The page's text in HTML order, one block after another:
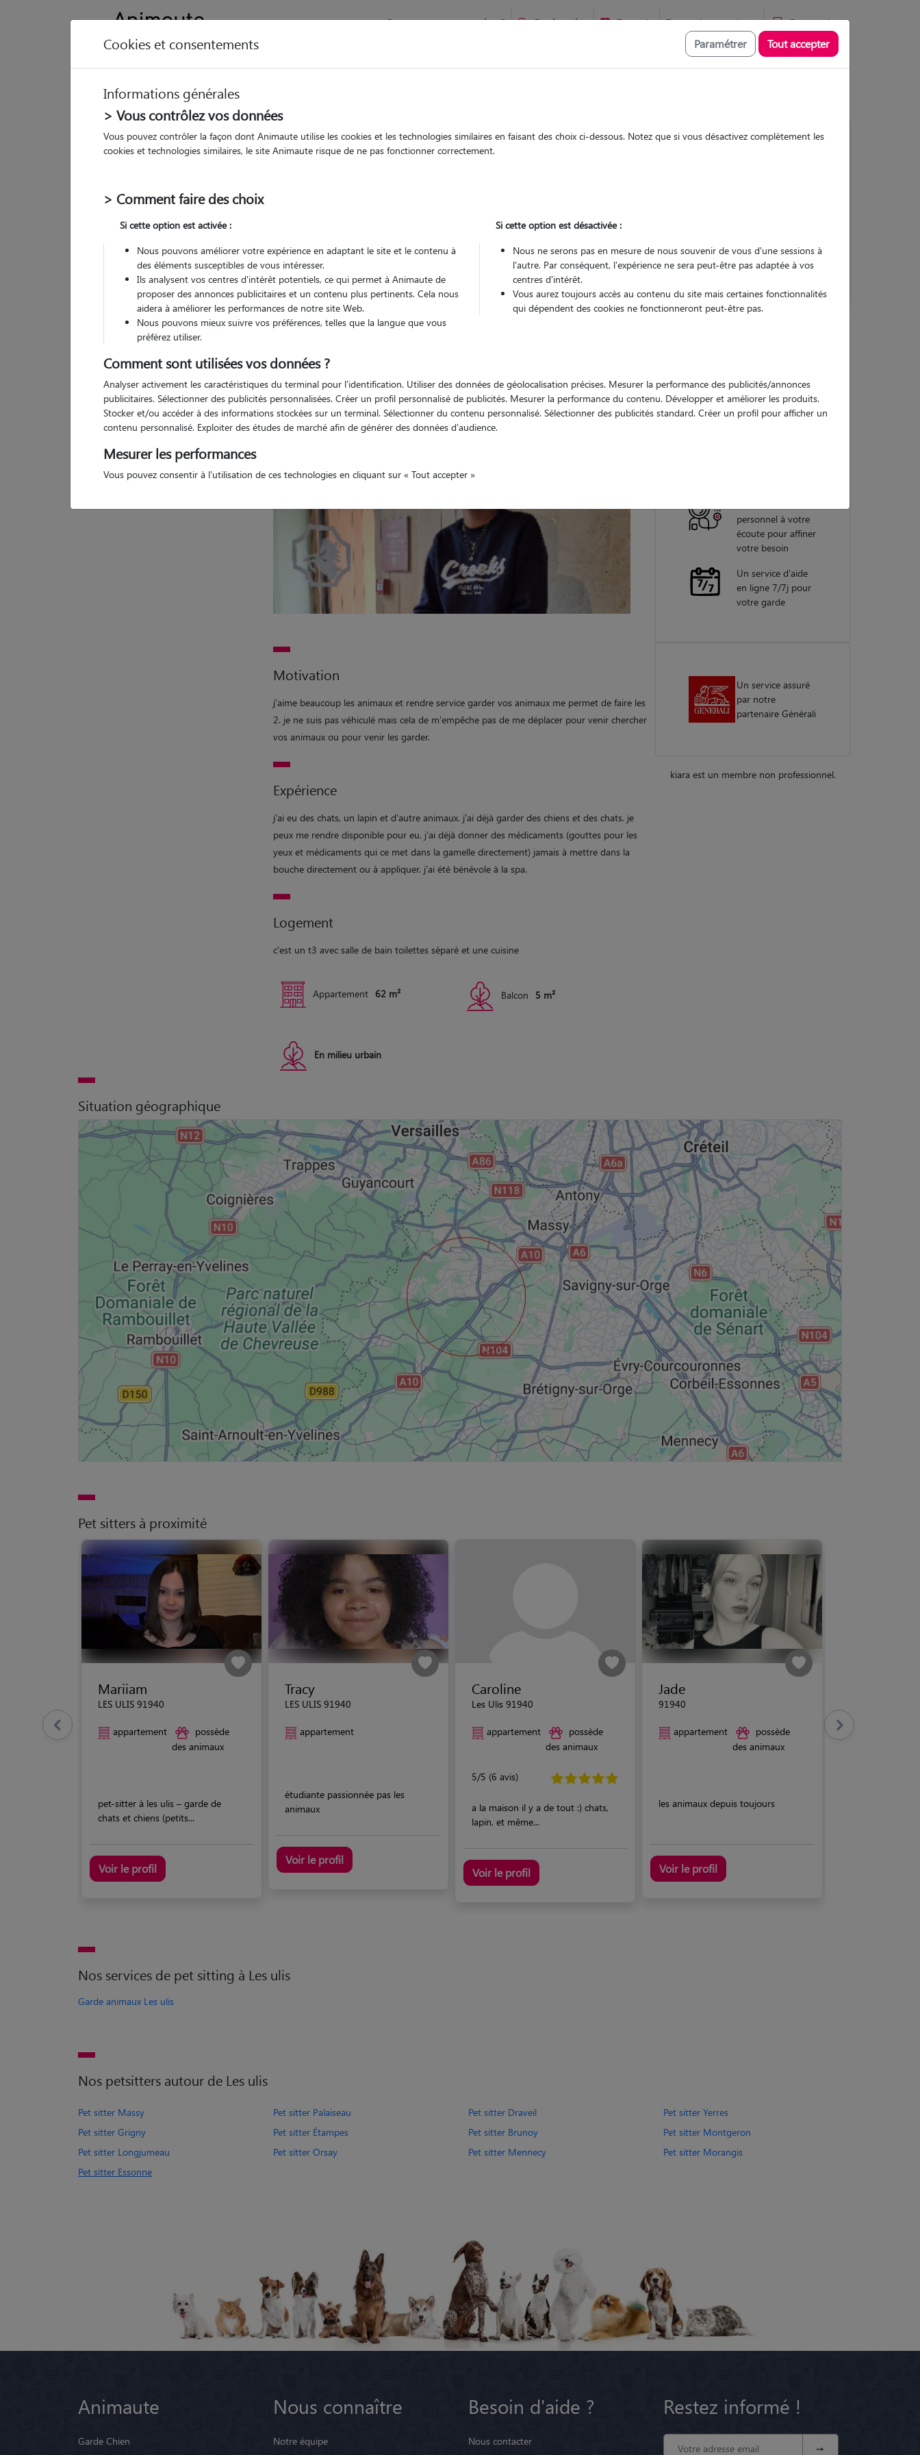
Comment ça marche ? Recherche Favoris Devenir pet sitter Connexion
Kiara
chez le Pet Sitter
Pas d'animaux
Motivation
j'aime beaucoup les animaux et rendre service garder vos animaux me permet de faire les
2. je ne suis pas véhiculé mais cela de m'empêche pas de me déplacer pour venir chercher
vos animaux ou pour venir les garder.
Expérience
j'ai eu des chats, un lapin et d'autre animaux. j'ai déjà garder des chiens et des chats. je
peux me rendre disponible pour eu. j'ai déjà donner des médicaments (gouttes pour les
yeux et médicaments qui ce met dans la gamelle directement) jamais à mettre dans la
bouche directement ou à appliquer. j'ai été bénévole à la spa.
Logement
c'est un t3 avec salle de bain toilettes séparé et une cuisine
Appartement 62 m² Balcon 5 m²
En milieu urbain
engagement
garanties
personnel à votre
écoute pour affiner
votre besoin
Un service d'aide
en ligne 7/7j pour
votre garde
Un service assuré
par notre
partenaire Générali
kiara est un membre non professionnel.
Situation géographique
Pet sitters à proximité
Mariiam
LES ULIS 91940
appartement
possède
des animaux
pet-sitter à les ulis – garde de
chats et chiens (petits...
Voir le profil
Tracy
LES ULIS 91940
appartement
étudiante passionnée pas les
animaux
Voir le profil
Caroline
Les Ulis 91940
appartement
possède
des animaux
5/5 (6 avis)
a la maison il y a de tout :) chats,
lapin, et même...
Voir le profil
Jade
91940
appartement
possède
des animaux
les animaux depuis toujours
Voir le profil
Nos services de pet sitting à Les ulis
Garde animaux Les ulis
Nos petsitters autour de Les ulis
Pet sitter Massy Pet sitter Palaiseau Pet sitter Draveil
Pet sitter Yerres
Pet sitter Grigny
Pet sitter Étampes Pet sitter Brunoy
Pet sitter Montgeron
Pet sitter Longjumeau
Pet sitter Orsay Pet sitter Mennecy
Pet sitter Morangis
Pet sitter Essonne
Animaute
Garde Chien
Nous connaître
Notre équipe
Besoin d'aide ?
Nous contacter
Restez informé !
Cookies et consentements Paramétrer Tout accepter
Informations générales
> Vous contrôlez vos données
Vous pouvez contrôler la façon dont Animaute utilise les cookies et les technologies similaires en faisant des choix ci-dessous. Notez que si vous désactivez complètement les
cookies et technologies similaires, le site Animaute risque de ne pas fonctionner correctement.
> Comment faire des choix
Si cette option est activée :
Nous pouvons améliorer votre expérience en adaptant le site et le contenu à
des éléments susceptibles de vous intéresser.
Ils analysent vos centres d'intérêt potentiels, ce qui permet à Animaute de
proposer des annonces publicitaires et un contenu plus pertinents. Cela nous
aidera à améliorer les performances de notre site Web.
Nous pouvons mieux suivre vos préférences, telles que la langue que vous
préférez utiliser.
Si cette option est désactivée :
Nous ne serons pas en mesure de nous souvenir de vous d'une sessions à
l'autre. Par conséquent, l'expérience ne sera peut-être pas adaptée à vos
centres d'intérêt.
Vous aurez toujours accès au contenu du site mais certaines fonctionnalités
qui dépendent des cookies ne fonctionneront peut-être pas.
Comment sont utilisées vos données ?
Analyser activement les caractéristiques du terminal pour l'identification. Utiliser des données de géolocalisation précises. Mesurer la performance des publicités/annonces
publicitaires. Sélectionner des publicités personnalisées. Créer un profil personnalisé de publicités. Mesurer la performance du contenu. Développer et améliorer les produits.
Stocker et/ou accéder à des informations stockées sur un terminal. Sélectionner du contenu personnalisé. Sélectionner des publicités standard. Créer un profil pour afficher un
contenu personnalisé. Exploiter des études de marché afin de générer des données d'audience.
Mesurer les performances
Vous pouvez consentir à l'utilisation de ces technologies en cliquant sur « Tout accepter »